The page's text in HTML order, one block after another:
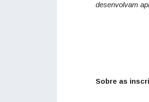
desenvolvam
Sobre as